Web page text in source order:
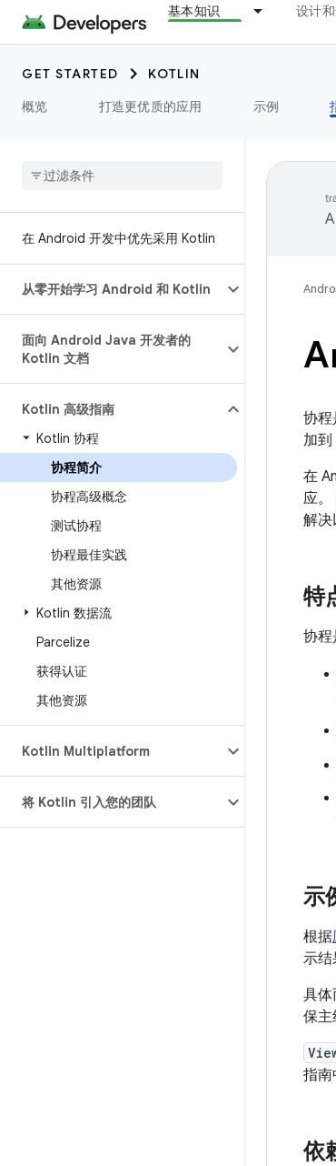
基本知识 设计
GET STARTED
KOTLIN
概览
打造更优质的应用 示例
在 Android 开发中优先采用 Kotlin
从零开始学习 Android 和 Kotlin
面向 Android Java 开发者的
Kotlin 文档
Kotlin 高级指南
Kotlin 协程
协程简介
协程高级概念
测试协程
协程最佳实践
其他资源
Kotlin 数据流
Parcelize
获得认证
其他资源
Kotlin Multiplatform
将 Kotlin 引入您的团队
协程
加到
在
应。
解决
特
协程
示
根据
示结
具体
保主
指南
依